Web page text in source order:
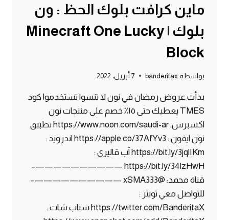
ماين كرافت بلوك الحظ : ون
بلوك | Minecraft One Lucky
Block
بواسطة banderitax 7 أبريل، 2022
بدأت عروض رمضان في نون لا تنسوا تستخدموا كود
TMES يعطيك حتى ١٥٪؜ خصم على منتجات نون
اكسبرس. https://www.noon.com/saudi-ar تطبيق
نون ايفون : https://apple.co/37AfYv3 اندرويد :
https://bit.ly/3jqlIKm آب قاليري :
https://bit.ly/34lzHwH ——————————–
قناة محمد: @xSMA333 ——————————–
للتواصل معي تويتر :
https://twitter.com/BanderitaX سناب شات :